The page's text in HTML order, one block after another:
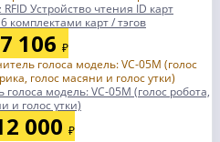
Устройство чтения ID карт
комплектами карт / тэгов
7 106 ₽
модель: VC-05M (голос робота,
и голос утки)
000 ₽